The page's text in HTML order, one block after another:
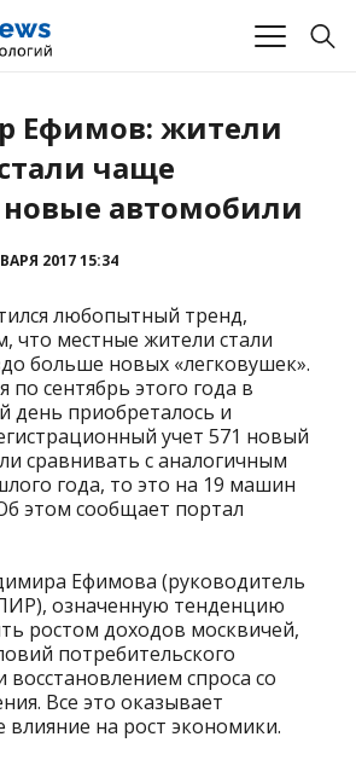
Ефимов: жители
чаще
новые автомобили
2017 15:34
любопытный тренд,
что местные жители стали
больше новых «легковушек».
по сентябрь этого года в
день приобреталось и
учет 571 новый
сравнивать с аналогичным
года, то это на 19 машин
этом сообщает портал
Ефимова (руководитель
означенную тенденцию
ростом доходов москвичей,
потребительского
восстановлением спроса со
Все это оказывает
на рост экономики.